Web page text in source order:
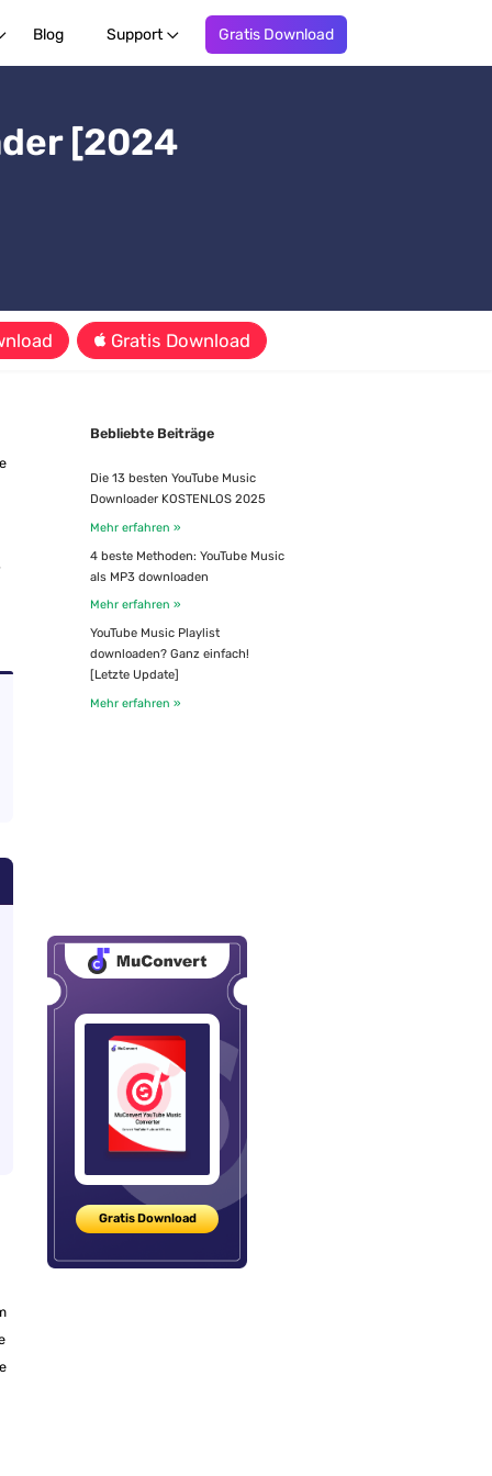
Blog Support Gratis Download
[2024
Gratis Download
Bebliebte Beiträge
Die 13 besten YouTube Music
Downloader KOSTENLOS 2025
Mehr erfahren »
4 beste Methoden: YouTube Music
als MP3 downloaden
Mehr erfahren »
YouTube Music Playlist
downloaden? Ganz einfach!
[Letzte Update]
Mehr erfahren »
Gratis Download